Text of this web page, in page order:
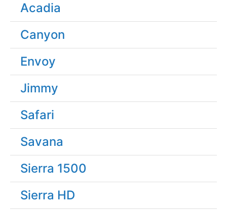
Acadia
Canyon
Envoy
Jimmy
Safari
Savana
Sierra 1500
Sierra HD